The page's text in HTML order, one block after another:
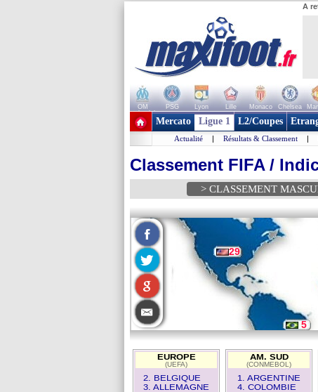
A
OM PSG Lyon Lille Monaco Chelsea
+ de clubs
Mercato Ligue 1 L2/Coupes
Actualité | Résultats & Classement |
Classement FIFA /
> CLASSEMENT
29
18
5
EUROPE
(UEFA)
2. BELGIQUE
3. ALLEMAGNE
AM. SUD
(CONMEBOL)
1. ARGENTINE
4. COLOMBIE